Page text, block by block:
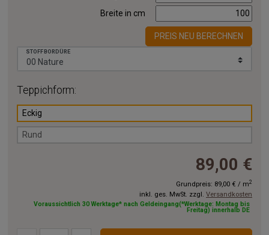
Breite in cm
PREIS NEU BERECHNEN
STOFFBORDÜRE
Teppichform:
Eckig
Rund
89,00 €
Grundpreis: 89,00 € / m2
inkl. ges. MwSt. zzgl. Versandkosten
Voraussichtlich 30 Werktage* nach Geldeingang(*Werktage: Montag bis
Freitag) innerhalb DE